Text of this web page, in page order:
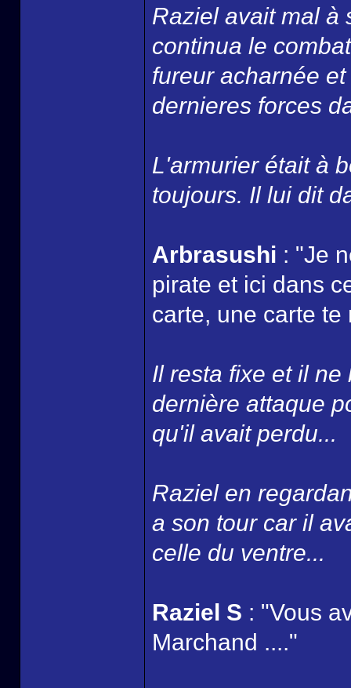
Raziel avait mal à
continua le
fureur acharnée
dernieres forces
L'armurier était à
toujours. Il lui dit
Arbrasushi : "Je
pirate et ici dans
carte, une carte
Il resta fixe et il
dernière attaque
qu'il avait perdu...
Raziel en
a son tour car il
celle du ventre...
Raziel S : "Vous
Marchand ...."